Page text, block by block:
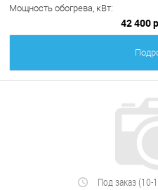
Мощность обогрева, кВт:
42 400
Под заказ (10-